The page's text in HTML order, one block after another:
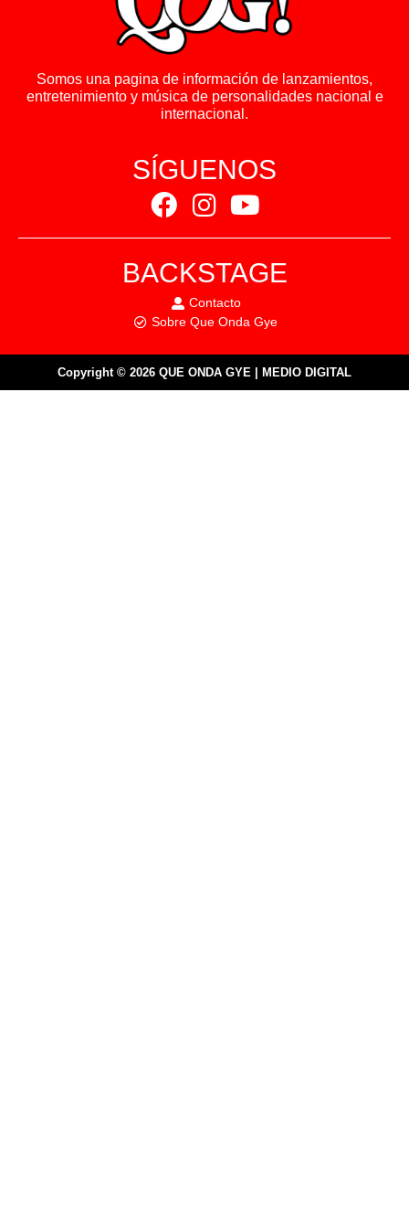
Somos una pagina de información de lanzamientos,
entretenimiento y música de personalidades nacional e
internacional.
SÍGUENOS
BACKSTAGE
Contacto
Sobre Que Onda Gye
Copyright © 2026 QUE ONDA GYE | MEDIO DIGITAL